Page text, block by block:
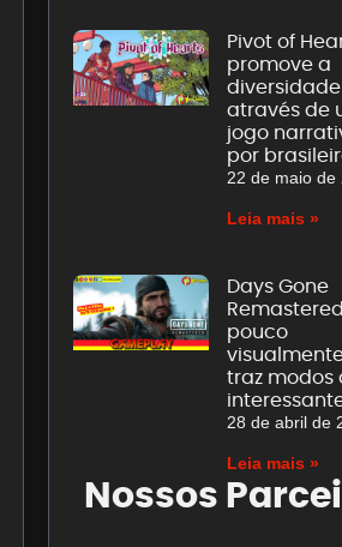
Pivot of
promove a
diversidade
através de
jogo
por
22 de maio de
Leia mais »
Days Gone
pouco
traz modos
28 de abril de
Leia mais »
Nossos